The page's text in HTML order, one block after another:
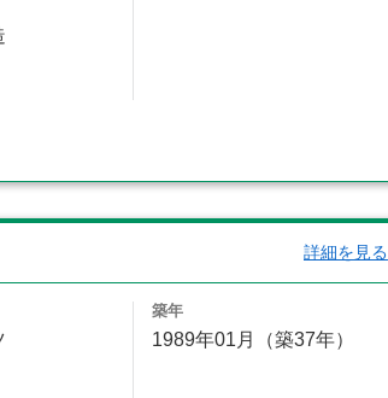
詳細を見る
築年
1989年01月（築37年）